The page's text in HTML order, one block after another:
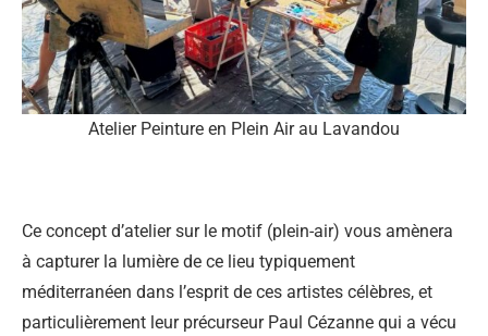
Atelier Peinture en Plein Air au Lavandou
Ce concept d’atelier sur le motif (plein-air) vous amènera
à capturer la lumière de ce lieu typiquement
méditerranéen dans l’esprit de ces artistes célèbres, et
particulièrement leur précurseur Paul Cézanne qui a vécu